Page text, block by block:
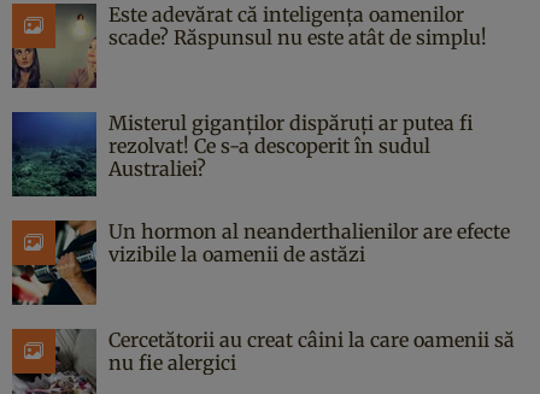
Este adevărat că inteligența oamenilor
scade? Răspunsul nu este atât de simplu!
Misterul giganților dispăruți ar putea fi
rezolvat! Ce s-a descoperit în sudul
Australiei?
Un hormon al neanderthalienilor are efecte
vizibile la oamenii de astăzi
Cercetătorii au creat câini la care oamenii să
nu fie alergici